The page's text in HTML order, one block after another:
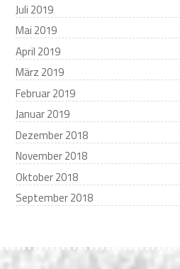
Juli 2019
Mai 2019
April 2019
März 2019
Februar 2019
Januar 2019
Dezember 2018
November 2018
Oktober 2018
September 2018